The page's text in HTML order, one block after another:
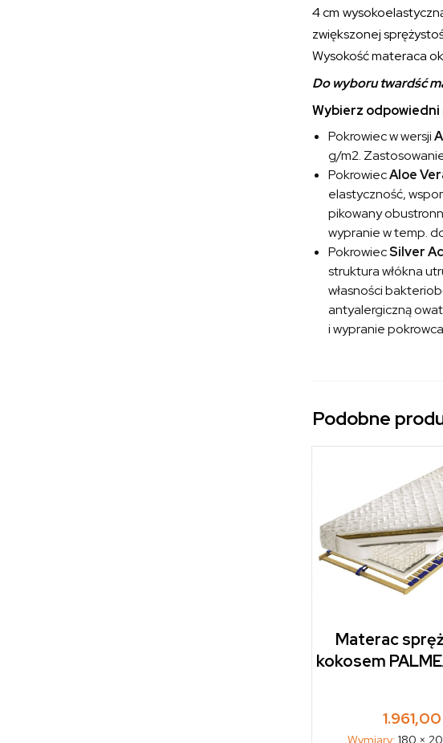
4 cm
zwiększonej
Wysokość materaca
Do wyboru twardść
Wybierz
Pokrowiec w wersji
g/m2.
PokrowiecAloe
elastyczność,
pikowany
wypranie w temp.
PokrowiecSilver
struktura włókna
własności
antyalergiczną
i wypranie
Podobne
Materac
kokosem
1.961,00
Wymiary: 180 ×